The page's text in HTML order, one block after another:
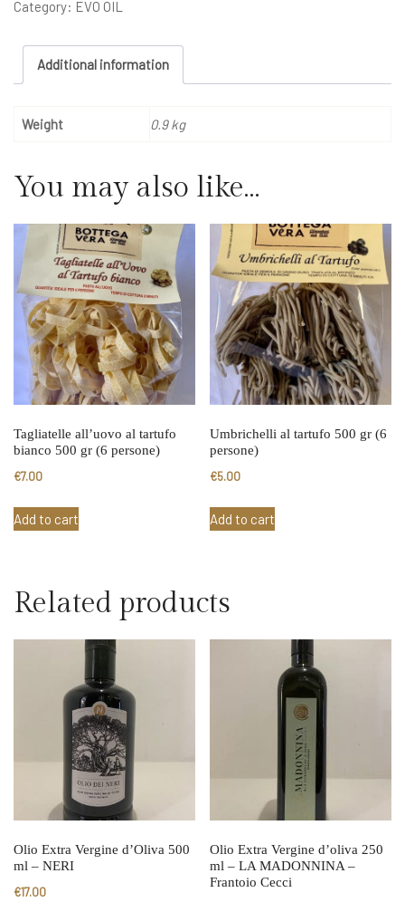
0,75lt
Madonnina
quantity
Category: EVO OIL
Additional information
Weight 0.9 kg
You may also like…
Tagliatelle all’uovo al tartufo
bianco 500 gr (6 persone)
€7.00
Add to cart
Umbrichelli al tartufo 500 gr (6
persone)
€5.00
Add to cart
Related products
Olio Extra Vergine d’Oliva 500
ml – NERI
€17.00
Olio Extra Vergine d’oliva 250
ml – LA MADONNINA –
Frantoio Cecci